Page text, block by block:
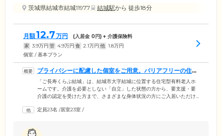
茨城県結城市結城11977 結城駅から 徒歩18分
月額12.7万円 (入居金 0円) + 介護保険料
家 3.9万円 管 4.9万円 食 2.1万円 他 1.8万円
個室 / 基本プラン
プライバシーに配慮した個室をご用意。バリアフリーの住ま
いです
「ご長寿くらぶ結城」は、結城市大字結城に位置する住宅型有料老人ホ
ームです。介護を必要としない「自立」した状態の方から、要支援・要
介護の認定を受けた方まで、さまざまな身体状況の方にご入居いただけ
意。プライバシーの保たれた空間で、必要に応じた介護サービスを受け
定員23名 /居室23室 /